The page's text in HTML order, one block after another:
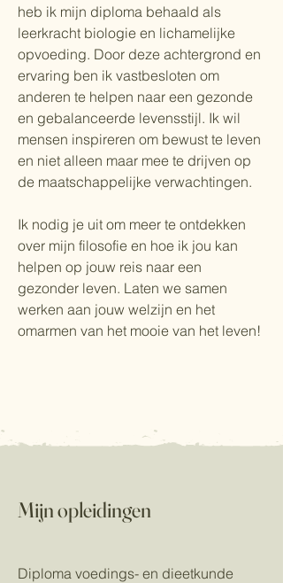
heb ik mijn diploma behaald als
leerkracht biologie en lichamelijke
opvoeding. Door deze achtergrond en
ervaring ben ik vastbesloten om
anderen te helpen naar een gezonde
en gebalanceerde levensstijl. Ik wil
mensen inspireren om bewust te leven
en niet alleen maar mee te drijven op
de maatschappelijke verwachtingen.
Ik nodig je uit om meer te ontdekken
over mijn filosofie en hoe ik jou kan
helpen op jouw reis naar een
gezonder leven. Laten we samen
werken aan jouw welzijn en het
omarmen van het mooie van het leven!
Mijn opleidingen
Diploma voedings- en dieetkunde